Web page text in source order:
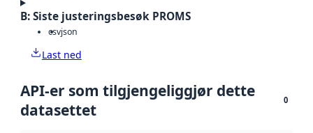
B: Siste justeringsbesøk PROMS
csvjson
Last ned
API-er som tilgjengeliggjør dette
datasettet
0